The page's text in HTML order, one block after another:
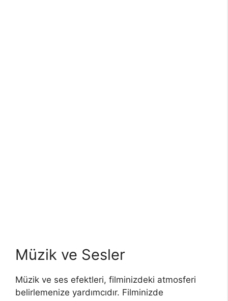
Müzik ve Sesler
Müzik ve ses efektleri, filminizdeki atmosferi
belirlemenize yardımcıdır. Filminizde